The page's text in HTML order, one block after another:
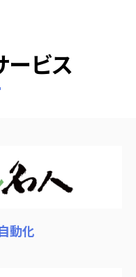
ービス
動化